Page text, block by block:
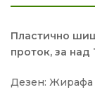
Пластично
проток, за над
Дезен: Жирафа